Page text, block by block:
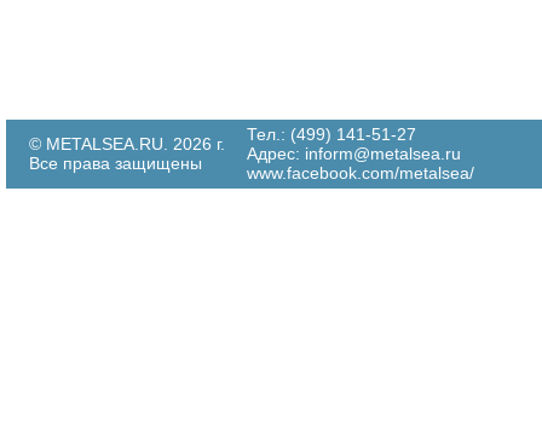
© METALSEA.RU. 2026 г.
Все права защищены
Тел.: (499) 141-51-27
Адрес: inform@metalsea.ru
www.facebook.com/metalsea/